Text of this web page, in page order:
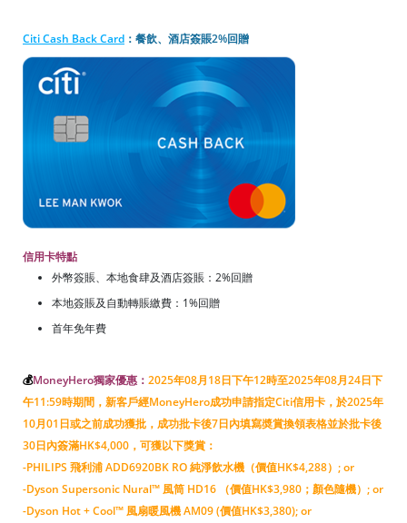
Citi Cash Back Card ：餐飲、酒店簽賬2%回贈
信用卡特點
外幣簽賬、本地食肆及酒店簽賬：2%回贈
本地簽賬及自動轉賬繳費：1%回贈
首年免年費
💰MoneyHero獨家優惠： 2025年08月18日下午12時至2025年08月24日下
午11:59時期間，新客戶經MoneyHero成功申請指定Citi信用卡，於2025年
10月01日或之前成功獲批，成功批卡後7日內填寫奬賞換領表格並於批卡後
30日內簽滿HK$4,000，可獲以下獎賞：
-PHILIPS 飛利浦 ADD6920BK RO 純淨飲水機（價值HK$4,288）; or
-Dyson Supersonic Nural™ 風筒 HD16 （價值HK$3,980；顏色隨機）; or
-Dyson Hot + Cool™ 風扇暖風機 AM09 (價值HK$3,380); or